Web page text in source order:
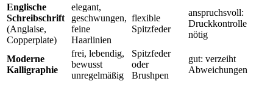
Englische
Schreibschrift
(Anglaise,
Copperplate)
elegant,
geschwungen,
feine
Haarlinien
flexible
Spitzfeder
anspruchsvoll:
Druckkontrolle
nötig
Moderne
Kalligraphie
frei, lebendig,
bewusst
unregelmäßig
Spitzfeder
oder
Brushpen
gut: verzeiht
Abweichungen